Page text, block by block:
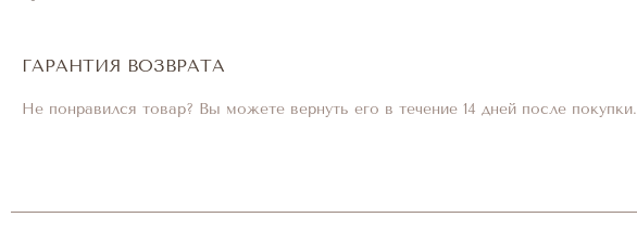
ГАРАНТИЯ ВОЗВРАТА
Не понравился товар? Вы можете вернуть его в течение 14 дней после покупки.